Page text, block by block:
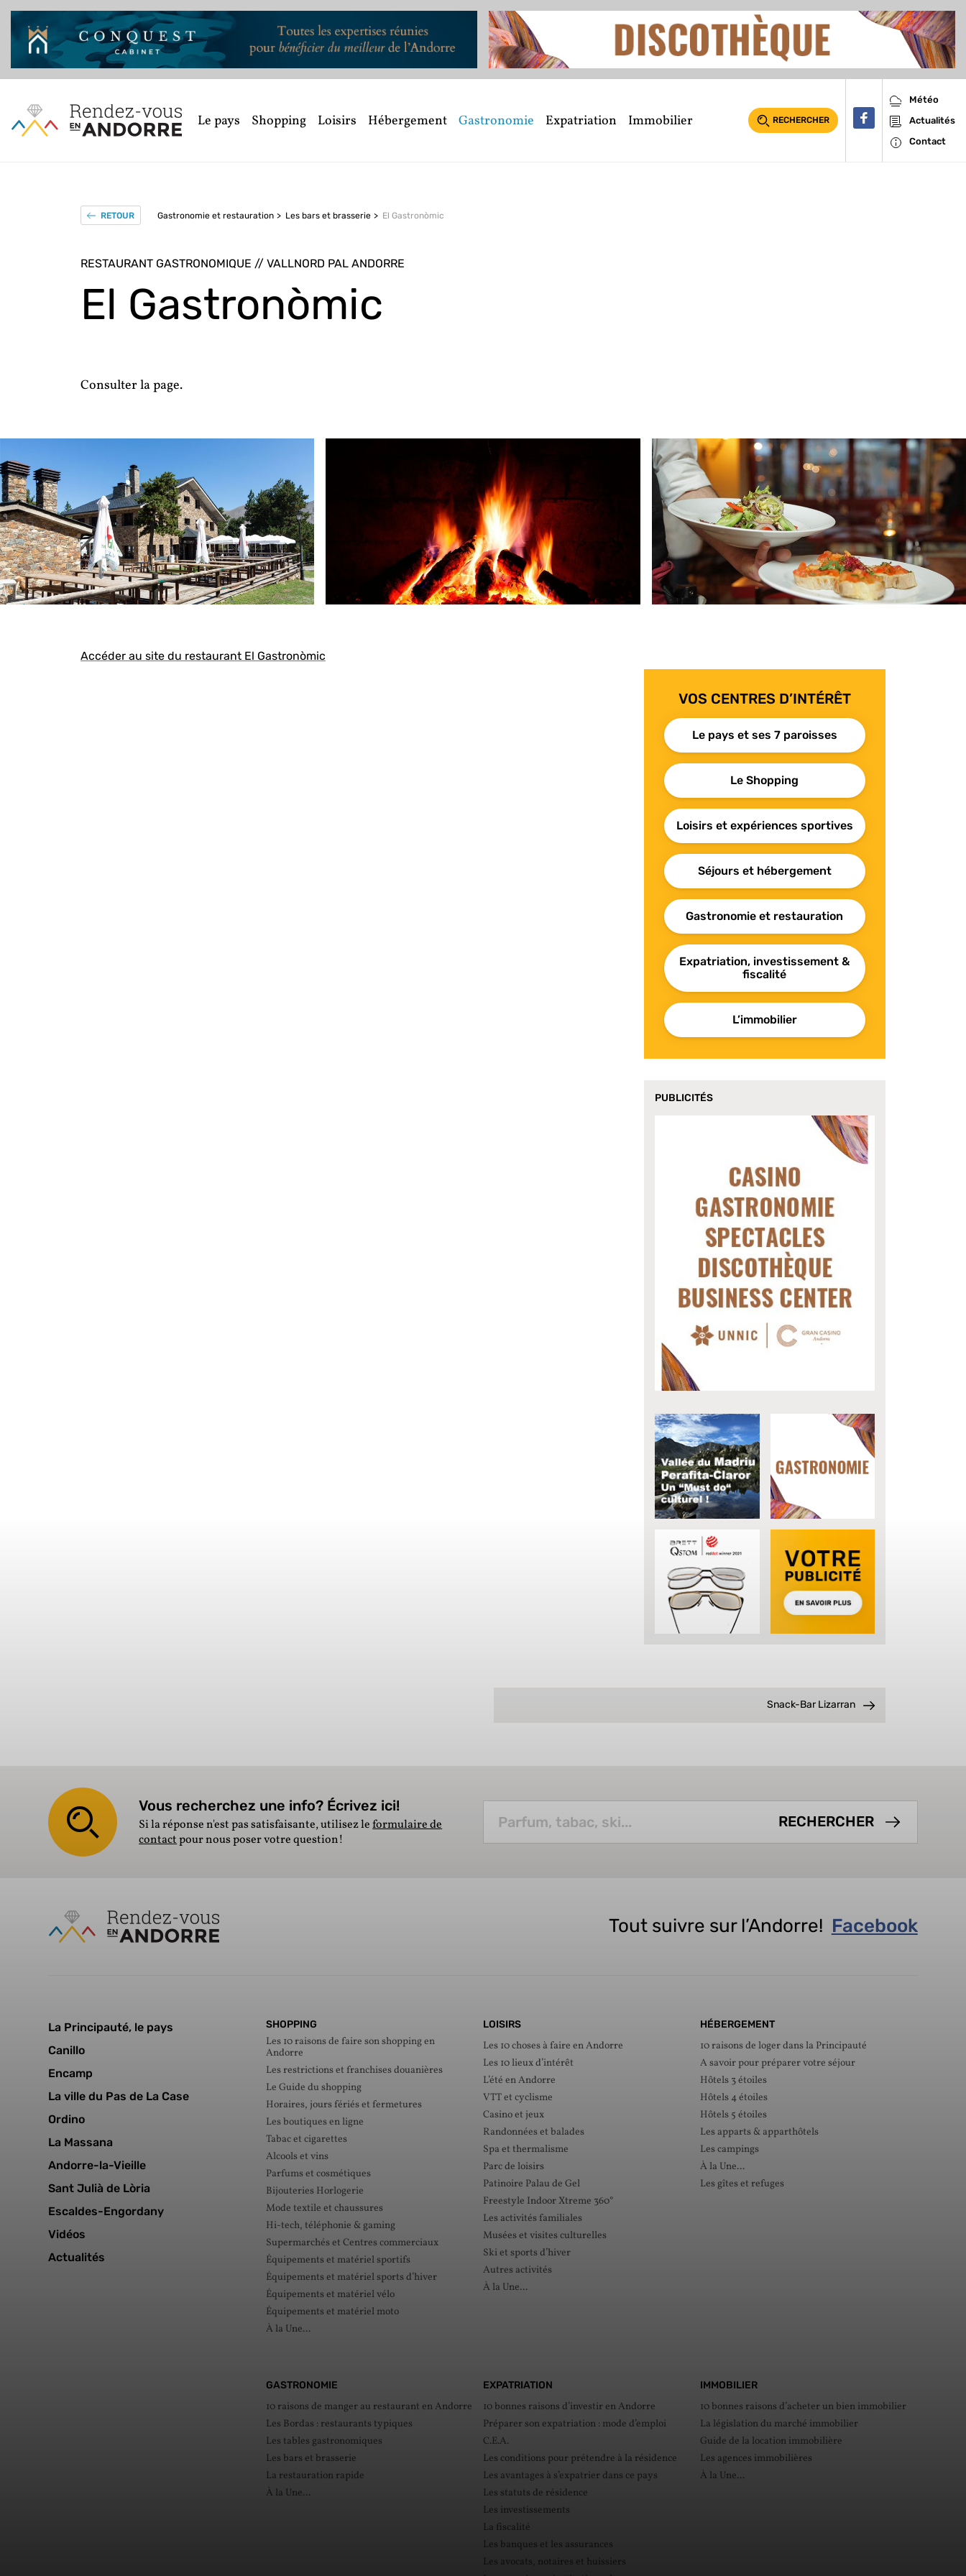
Le pays Shopping Loisirs Hébergement Gastronomie Expatriation Immobilier RECHERCHER
Météo
Actualités
Contact
RETOUR Gastronomie et restauration Les bars et brasserie El Gastronòmic
RESTAURANT GASTRONOMIQUE // VALLNORD PAL ANDORRE
El Gastronòmic
Consulter la page.
Accéder au site du restaurant El Gastronòmic
VOS CENTRES D’INTÉRÊT
Le pays et ses 7 paroisses
Le Shopping
Loisirs et expériences sportives
Séjours et hébergement
Gastronomie et restauration
Expatriation, investissement &
fiscalité
L’immobilier
PUBLICITÉS
Snack-Bar Lizarran
Vous recherchez une info? Écrivez ici!
Si la réponse n'est pas satisfaisante, utilisez leformulaire de
contactpour nous poser votre question!
Tout suivre sur l’Andorre! Facebook
La Principauté, le pays
Canillo
Encamp
La ville du Pas de La Case
Ordino
La Massana
Andorre-la-Vieille
Sant Julià de Lòria
Escaldes-Engordany
Vidéos
Actualités
SHOPPING
Les 10 raisons de faire son shopping en
Andorre
Les restrictions et franchises douanières
Le Guide du shopping
Horaires, jours fériés et fermetures
Les boutiques en ligne
Tabac et cigarettes
Alcools et vins
Parfums et cosmétiques
Bijouteries Horlogerie
Mode textile et chaussures
Hi-tech, téléphonie & gaming
Supermarchés et Centres commerciaux
Équipements et matériel sportifs
Équipements et matériel sports d’hiver
Équipements et matériel vélo
Équipements et matériel moto
À la Une...
LOISIRS
Les 10 choses à faire en Andorre
Les 10 lieux d’intérêt
L’été en Andorre
VTT et cyclisme
Casino et jeux
Randonnées et balades
Spa et thermalisme
Parc de loisirs
Patinoire Palau de Gel
Freestyle Indoor Xtreme 360°
Les activités familiales
Musées et visites culturelles
Ski et sports d’hiver
Autres activités
À la Une...
HÉBERGEMENT
10 raisons de loger dans la Principauté
A savoir pour préparer votre séjour
Hôtels 3 étoiles
Hôtels 4 étoiles
Hôtels 5 étoiles
Les apparts & apparthôtels
Les campings
À la Une...
Les gîtes et refuges
GASTRONOMIE
10 raisons de manger au restaurant en Andorre
Les Bordas : restaurants typiques
Les tables gastronomiques
Les bars et brasserie
La restauration rapide
À la Une...
EXPATRIATION
10 bonnes raisons d’investir en Andorre
Préparer son expatriation : mode d’emploi
C.E.A.
Les conditions pour prétendre à la résidence
Les avantages à s’expatrier dans ce pays
Les statuts de résidence
Les investissements
La fiscalité
Les banques et les assurances
Les avocats, notaires et huissiers
IMMOBILIER
10 bonnes raisons d’acheter un bien immobilier
La législation du marché immobilier
Guide de la location immobilière
Les agences immobilières
À la Une...